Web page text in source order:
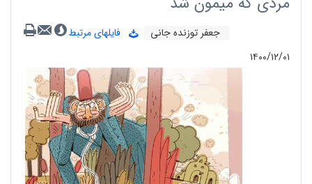
جعفر توزنده جانی
فایلهای مرتبط
۱۴۰۰/۱۲/۰۱